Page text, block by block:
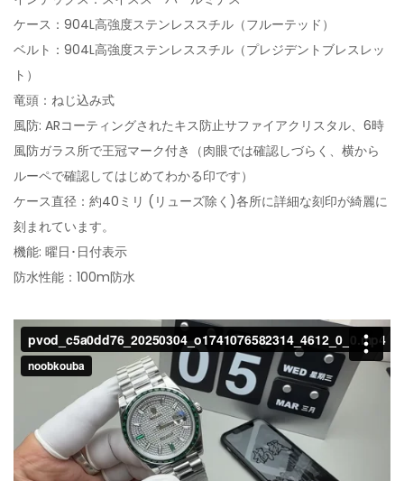
ケース：904L高強度ステンレススチル（フルーテッド）
ベルト：904L高強度ステンレススチル（プレジデントブレスレッ
ト）
竜頭：ねじ込み式
風防: ARコーティングされたキス防止サファイアクリスタル、6時
風防ガラス所で王冠マーク付き（肉眼では確認しづらく、横から
ルーペで確認してはじめてわかる印です）
ケース直径：約40ミリ (リューズ除く)各所に詳細な刻印が綺麗に
刻まれています。
機能: 曜日･日付表示
防水性能：100m防水